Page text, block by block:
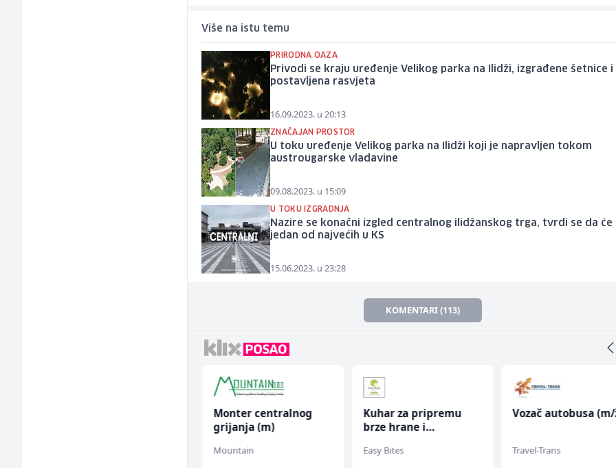
Više na istu temu
PRIRODNA OAZA
Privodi se kraju uređenje Velikog parka na Ilidži, izgrađene šetnice i
postavljena rasvjeta
16.09.2023. u 20:13
ZNAČAJAN PROSTOR
U toku uređenje Velikog parka na Ilidži koji je napravljen tokom
austrougarske vladavine
09.08.2023. u 15:09
U TOKU IZGRADNJA
Nazire se konačni izgled centralnog ilidžanskog trga, tvrdi se da će
jedan od najvećih u KS
15.06.2023. u 23:28
KOMENTARI (113)
Monter centralnog
grijanja (m)
Mountain
Kuhar za pripremu
brze hrane i
ž)
Easy Bites
Vozač autobusa
Travel-Trans